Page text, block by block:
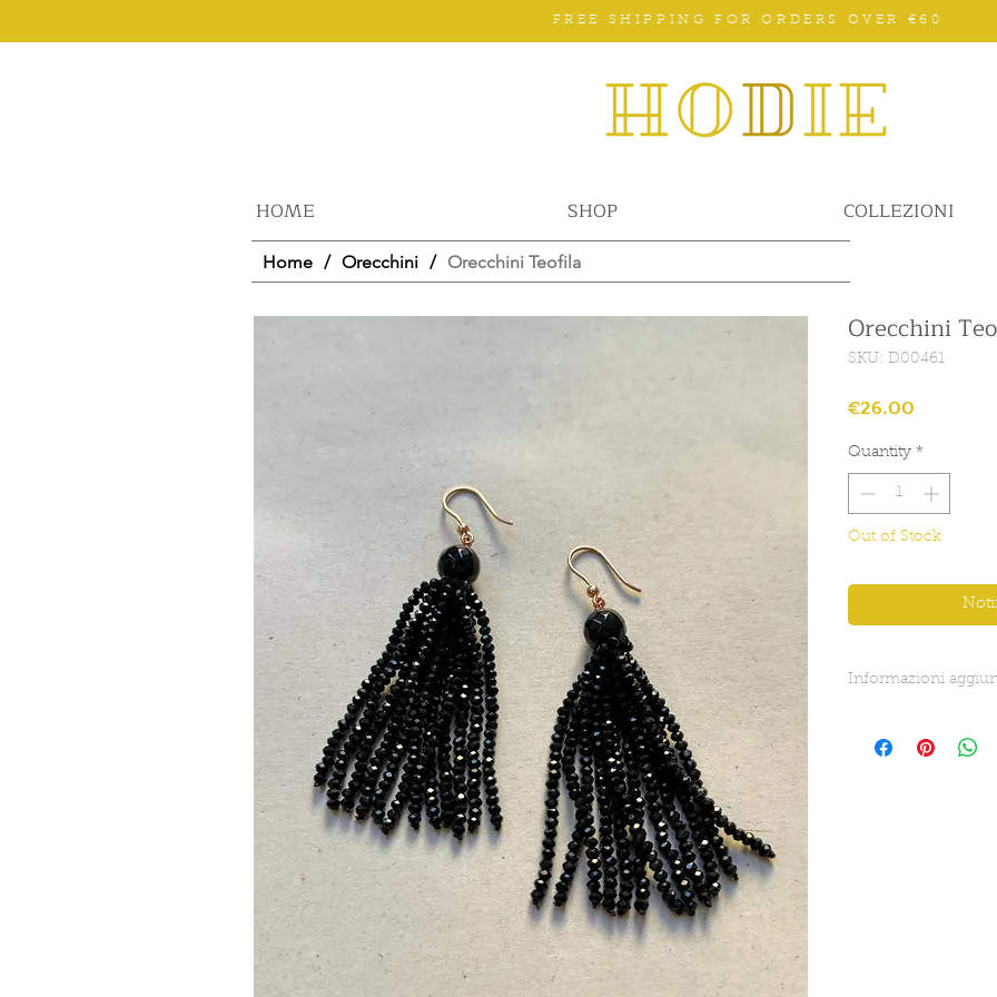
FREE SHIPPING FOR ORDERS OVER €60
HOME SHOP COLLEZIONI
Home / Orecchini / Orecchini Teofila
Orecchini
SKU: D00461
€26.00
Quantity *
Out of Stock
Informazioni